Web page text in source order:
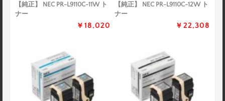
【純正】 NEC PR-L9110C-11W ト
ナー
￥18,020
【純正】 NEC PR-L9110C-12W ト
ナー
￥22,308